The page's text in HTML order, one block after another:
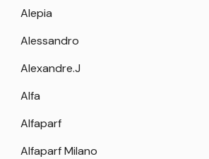
Alepia
Alessandro
Alexandre.J
Alfa
Alfaparf
Alfaparf Milano